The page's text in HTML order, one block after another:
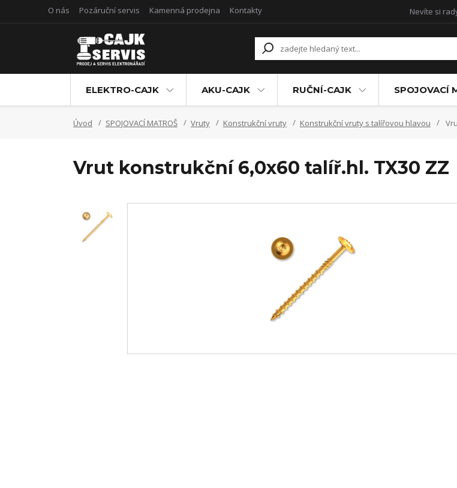
O nás Pozáruční servis Kamenná prodejna Kontakty Nevíte si
ELEKTRO-CAJK AKU-CAJK RUČNÍ-CAJK SPOJOVACÍ
Úvod SPOJOVACÍ MATROŠ Vruty Konstrukční vruty Konstrukční vruty s talířovou hlavou
Vrut konstrukční 6,0x60 talíř.hl. TX30 ZZ